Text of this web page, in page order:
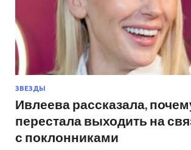
ЗВЕЗДЫ
Ивлеева рассказала,
перестала выходить на
с поклонниками